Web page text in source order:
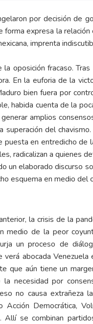
por decisión de
expresa la
imprenta
oposición fracaso.
En la euforia de la
bien fuera por
habida cuenta de la
generar amplios
superación del
en entredicho
radicalizan a quienes
un elaborado discurso
esquema en medio
la crisis de la
medio de la peor
un proceso de
abocada Venezuela
que aún tiene un
necesidad por
no causa extrañeza
Democrática,
Allí se combinan